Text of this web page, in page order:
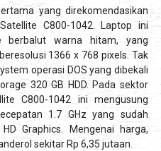
yang direkomendasikan
C800-1042. Laptop ini
berbalut warna hitam, yang
1366 x 768 pixels. Tak
operasi DOS yang dibekali
320 GB HDD. Pada sektor
C800-1042 ini mengusung
1.7 GHz yang sudah
Graphics. Mengenai harga,
sekitar Rp 6,35 jutaan.